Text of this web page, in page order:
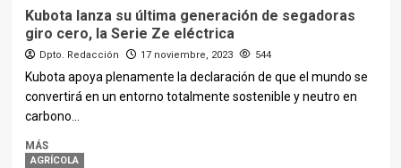
Kubota lanza su última generación de segadoras
giro cero, la Serie Ze eléctrica
Dpto. Redacción 17 noviembre, 2023 544
Kubota apoya plenamente la declaración de que el mundo se
convertirá en un entorno totalmente sostenible y neutro en
carbono...
MÁS
AGRÍCOLA